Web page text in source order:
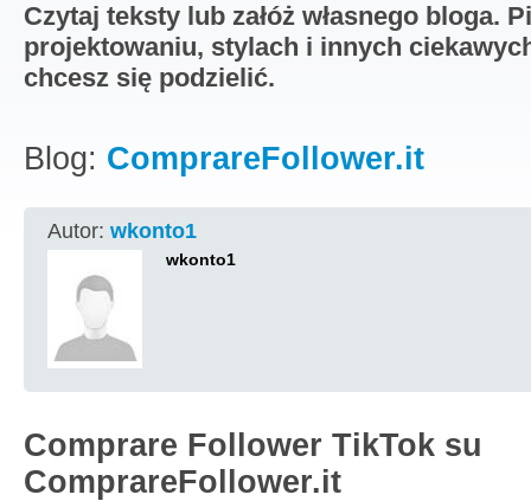
Czytaj teksty lub załóż własnego bloga.
projektowaniu, stylach i innych
chcesz się podzielić.
Blog: ComprareFollower.it
Autor: wkonto1
wkonto1
Comprare Follower TikTok su
ComprareFollower.it